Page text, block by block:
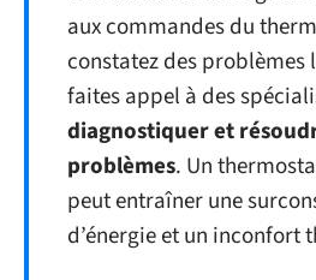
aux commandes du
constatez des problèmes
faites appel à des
diagnostiquer et
problèmes. Un
peut entraîner une
d’énergie et un inconfort